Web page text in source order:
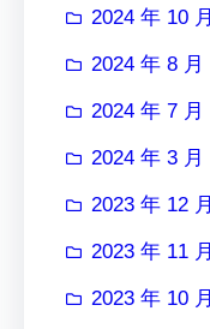
2024 年 10 月
2024 年 8 月
2024 年 7 月
2024 年 3 月
2023 年 12 月
2023 年 11 月
2023 年 10 月